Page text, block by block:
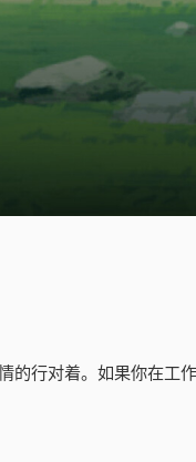
的行对着。如果你在工